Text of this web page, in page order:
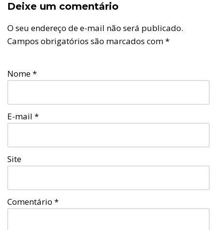
Deixe um comentário
O seu endereço de e-mail não será publicado.
Campos obrigatórios são marcados com*
Nome*
E-mail *
Site
Comentário *